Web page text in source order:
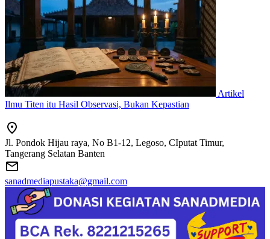
Artikel
Ilmu Titen itu Hasil Observasi, Bukan Kepastian
Jl. Pondok Hijau raya, No B1-12, Legoso, CIputat Timur,
Tangerang Selatan Banten
sanadmediapustaka@gmail.com